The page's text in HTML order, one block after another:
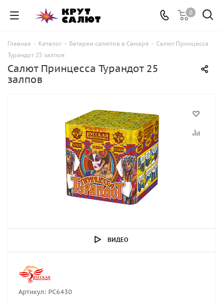
0
Главная - Каталог - Батареи салютов в Самаре - Салют Принцесса
Турандот 25 залпов
Салют Принцесса Турандот 25
залпов
ВИДЕО
Артикул: РС6430